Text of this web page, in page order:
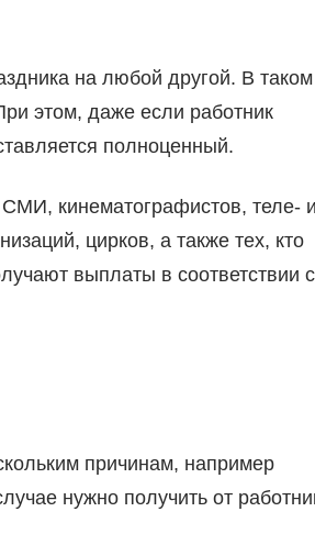
на любой другой. В таком
этом, даже если работник
полноценный.
СМИ, кинематографистов, теле-
цирков, а также тех, кто
выплаты в соответствии с
причинам, например
нужно получить от